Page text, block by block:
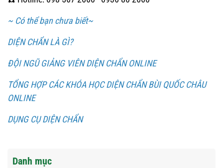
~ Có thể bạn chưa biết~
DIỆN CHẨN LÀ GÌ?
ĐỘI NGŨ GIẢNG VIÊN DIỆN CHẨN ONLINE
TỔNG HỢP CÁC KHÓA HỌC DIỆN CHẨN BÙI QUỐC CHÂU
ONLINE
DỤNG CỤ DIỆN CHẨN
Danh mục